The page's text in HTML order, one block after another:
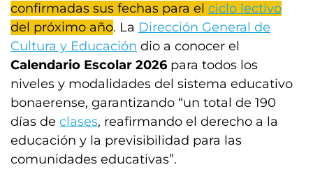
confirmadas sus fechas para el ciclo lectivo
del próximo año. La Dirección General de
Cultura y Educación dio a conocer el
Calendario Escolar 2026 para todos los
niveles y modalidades del sistema educativo
bonaerense, garantizando “un total de 190
días de clases, reafirmando el derecho a la
educación y la previsibilidad para las
comunidades educativas”.